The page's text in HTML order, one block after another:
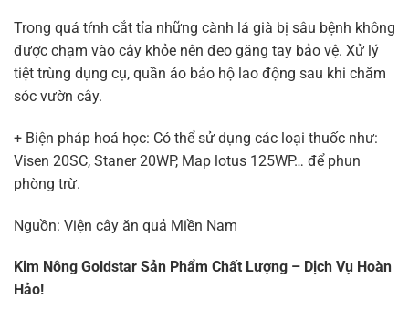
Trong quá tŕnh cắt tỉa những cành lá già bị sâu bệnh không
được chạm vào cây khỏe nên đeo găng tay bảo vệ. Xử lý
tiệt trùng dụng cụ, quần áo bảo hộ lao động sau khi chăm
sóc vườn cây.
+ Biện pháp hoá học: Có thể sử dụng các loại thuốc như:
Visen 20SC, Staner 20WP, Map lotus 125WP… để phun
phòng trừ.
Nguồn: Viện cây ăn quả Miền Nam
Kim Nông Goldstar Sản Phẩm Chất Lượng – Dịch Vụ Hoàn
Hảo!